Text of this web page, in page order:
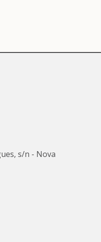
s/n - Nova